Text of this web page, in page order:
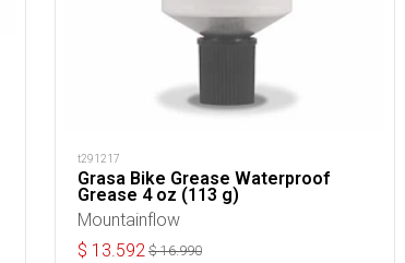
t291217
Grasa Bike Grease Waterproof
Grease 4 oz (113 g)
Mountainflow
$ 13.592 $16.990